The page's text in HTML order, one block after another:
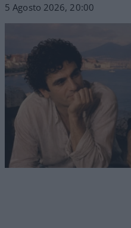
5 Agosto 2026, 20:00